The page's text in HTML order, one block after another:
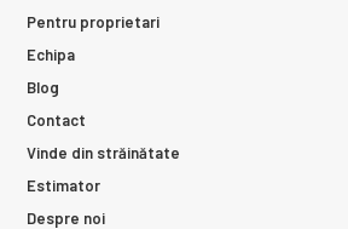
Pentru proprietari
Echipa
Blog
Contact
Vinde din străinătate
Estimator
Despre noi